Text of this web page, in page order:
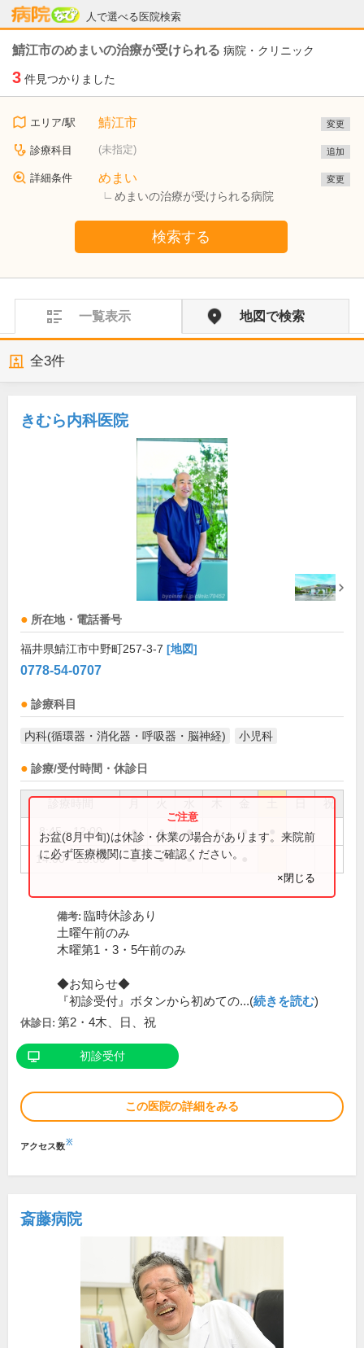
人で選べる医院検索
病院なび
鯖江市のめまいの治療が受けられる 病院・クリニック
3 件見つかりました
エリア/駅 鯖江市 変更
診療科目 (未指定) 追加
詳細条件 めまい
めまいの治療が受けられる病院
変更
検索する
一覧表示 地図で検索
全3件
きむら内科医院
所在地・電話番号
福井県鯖江市中野町257-3-7 [地図]
0778-54-0707
診療科目
内科(循環器・消化器・呼吸器・脳神経) 小児科
診療/受付時間・休診日
祝
8:45～12:00 ● ● ● ● ●
14:00～18:00 ● ● ●
お盆(8月中旬)は休診・休業の場合があります。来院前
に必ず医療機関に直接ご確認ください。
×閉じる
備考: 臨時休診あり
土曜午前のみ
木曜第1・3・5午前のみ
◆お知らせ◆
『初診受付』ボタンから初めての...(続きを読む)
休診日: 第2・4木、日、祝
初診受付
この医院の詳細をみる
アクセス数※
斎藤病院